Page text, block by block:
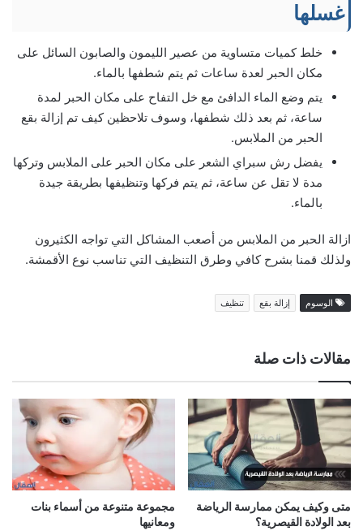
غسلها
خلط كميات متساوية من عصير الليمون والصابون السائل على
مكان الحبر لعدة ساعات ثم يتم شطفها بالماء.
يتم وضع الماء الدافئ مع خل التفاح على مكان الحبر لمدة
ساعة، ثم بعد ذلك شطفها، وسوف تلاحظين كيف تم إزالة بقع
الحبر من الملابس.
يفضل رش سبراي الشعر على مكان الحبر على الملابس وتركها
مدة لا تقل عن ساعة، ثم يتم فركها وتنظيفها بطريقة جيدة
بالماء.
ازالة الحبر من الملابس من أصعب المشاكل التي تواجه الكثيرون
ولذلك قمنا بشرح كافي وطرق التنظيف التي تناسب نوع الأقمشة.
الوسوم إزالة بقع تنظيف
مقالات ذات صلة
متى وكيف يمكن ممارسة الرياضة
بعد الولادة القيصرية؟
مجموعة متنوعة من أسماء بنات
ومعانيها